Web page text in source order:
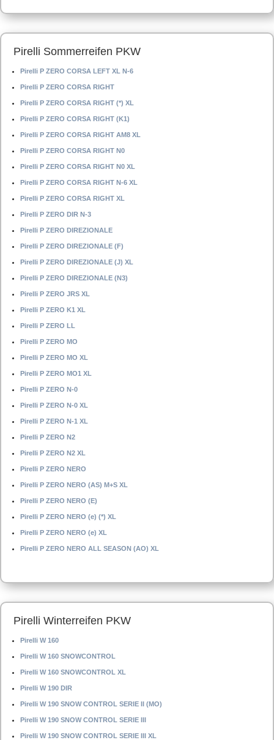
Pirelli Sommerreifen PKW
Pirelli P ZERO CORSA LEFT XL N-6
Pirelli P ZERO CORSA RIGHT
Pirelli P ZERO CORSA RIGHT (*) XL
Pirelli P ZERO CORSA RIGHT (K1)
Pirelli P ZERO CORSA RIGHT AM8 XL
Pirelli P ZERO CORSA RIGHT N0
Pirelli P ZERO CORSA RIGHT N0 XL
Pirelli P ZERO CORSA RIGHT N-6 XL
Pirelli P ZERO CORSA RIGHT XL
Pirelli P ZERO DIR N-3
Pirelli P ZERO DIREZIONALE
Pirelli P ZERO DIREZIONALE (F)
Pirelli P ZERO DIREZIONALE (J) XL
Pirelli P ZERO DIREZIONALE (N3)
Pirelli P ZERO JRS XL
Pirelli P ZERO K1 XL
Pirelli P ZERO LL
Pirelli P ZERO MO
Pirelli P ZERO MO XL
Pirelli P ZERO MO1 XL
Pirelli P ZERO N-0
Pirelli P ZERO N-0 XL
Pirelli P ZERO N-1 XL
Pirelli P ZERO N2
Pirelli P ZERO N2 XL
Pirelli P ZERO NERO
Pirelli P ZERO NERO (AS) M+S XL
Pirelli P ZERO NERO (E)
Pirelli P ZERO NERO (e) (*) XL
Pirelli P ZERO NERO (e) XL
Pirelli P ZERO NERO ALL SEASON (AO) XL
Pirelli Winterreifen PKW
Pirelli W 160
Pirelli W 160 SNOWCONTROL
Pirelli W 160 SNOWCONTROL XL
Pirelli W 190 DIR
Pirelli W 190 SNOW CONTROL SERIE II (MO)
Pirelli W 190 SNOW CONTROL SERIE III
Pirelli W 190 SNOW CONTROL SERIE III XL